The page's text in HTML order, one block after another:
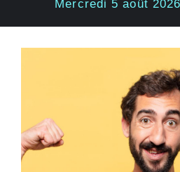
Mercredi 5 août